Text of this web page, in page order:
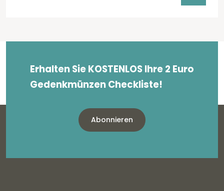
Erhalten Sie KOSTENLOS Ihre 2 Euro
Gedenkmünzen Checkliste!
Abonnieren